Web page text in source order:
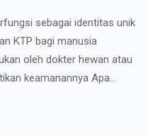
sebagai identitas unik
KTP bagi manusia
oleh dokter hewan atau
keamanannya Apa...